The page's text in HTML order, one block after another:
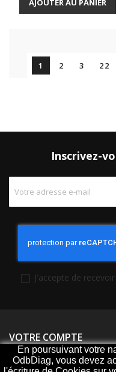
AJOUTER AU PANIER
1 2 3 22
Inscrivez-
J'accepte de
VOTRE COMPTE
PRODUITS
En poursuivant votre
OdbDiag, vous devez